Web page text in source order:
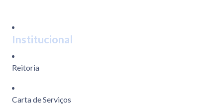
Institucional
Reitoria
Carta de Serviços